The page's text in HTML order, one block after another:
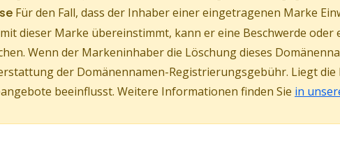
Für den Fall, dass der Inhaber einer eingetragenen Marke
dieser Marke übereinstimmt, kann er eine Beschwerde oder
Wenn der Markeninhaber die Löschung dieses
der Domänennamen-Registrierungsgebühr. Liegt
beeinflusst. Weitere Informationen finden Sie in